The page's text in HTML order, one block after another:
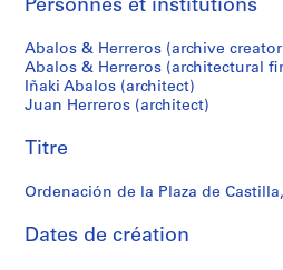
o
&
H
e
r
r
s
Castilla,
Madrid,
Spain
(1986)
Personnes et institutions
Abalos & Herreros (archive
Abalos & Herreros (architectural
Iñaki Abalos (architect)
Juan Herreros (architect)
Titre
Ordenación de la Plaza de
Dates de création